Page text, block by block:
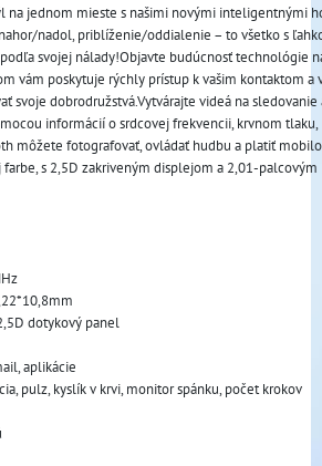
na jednom mieste s našimi novými inteligentnými
nadol, priblíženie/oddialenie – to všetko s
svojej nálady!Objavte budúcnosť technológie
vám poskytuje rýchly prístup k vašim kontaktom a
svoje dobrodružstvá.Vytvárajte videá na
informácií o srdcovej frekvencii, krvnom tlaku,
môžete fotografovať, ovládať hudbu a platiť
s 2,5D zakriveným displejom a 2,01-
dotykový panel
aplikácie
pulz, kyslík v krvi, monitor spánku, počet krokov